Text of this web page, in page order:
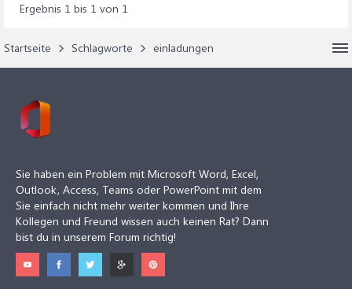
Ergebnis 1 bis 1 von 1
Startseite Schlagworte einladungen
Sie haben ein Problem mit Microsoft Word, Excel,
Outlook, Access, Teams oder PowerPoint mit dem
Sie einfach nicht mehr weiter kommen und Ihre
Kollegen und Freund wissen auch keinen Rat? Dann
bist du in unserem Forum richtig!